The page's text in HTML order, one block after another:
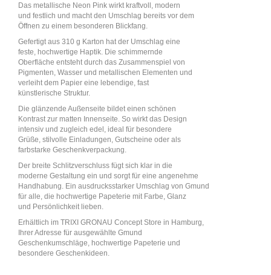
Das metallische Neon Pink wirkt kraftvoll, modern
und festlich und macht den Umschlag bereits vor dem
Öffnen zu einem besonderen Blickfang.
Gefertigt aus 310 g Karton hat der Umschlag eine
feste, hochwertige Haptik. Die schimmernde
Oberfläche entsteht durch das Zusammenspiel von
Pigmenten, Wasser und metallischen Elementen und
verleiht dem Papier eine lebendige, fast
künstlerische Struktur.
Die glänzende Außenseite bildet einen schönen
Kontrast zur matten Innenseite. So wirkt das Design
intensiv und zugleich edel, ideal für besondere
Grüße, stilvolle Einladungen, Gutscheine oder als
farbstarke Geschenkverpackung.
Der breite Schlitzverschluss fügt sich klar in die
moderne Gestaltung ein und sorgt für eine angenehme
Handhabung. Ein ausdrucksstarker Umschlag von Gmund
für alle, die hochwertige Papeterie mit Farbe, Glanz
und Persönlichkeit lieben.
Erhältlich im TRIXI GRONAU Concept Store in Hamburg,
Ihrer Adresse für ausgewählte Gmund
Geschenkumschläge, hochwertige Papeterie und
besondere Geschenkideen.